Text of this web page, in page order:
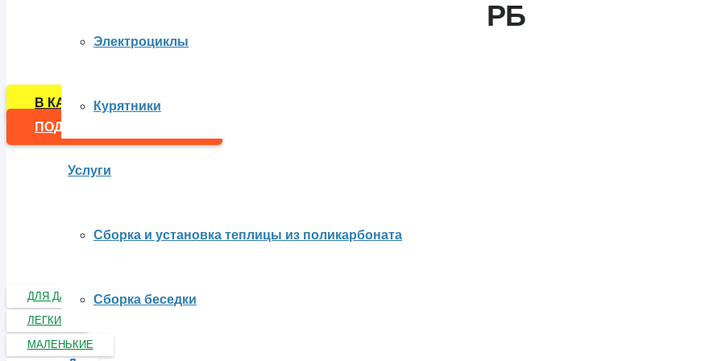
Электроциклы
Курятники
Услуги
Сборка и установка теплицы из поликарбоната
Сборка беседки
РБ
В КАТАЛОГ
ПОДОБРАТЬ МОТОБЛОК
ДЛЯ ДАЧИ И ДОМА
ЛЕГКИЕ
МАЛЕНЬКИЕ